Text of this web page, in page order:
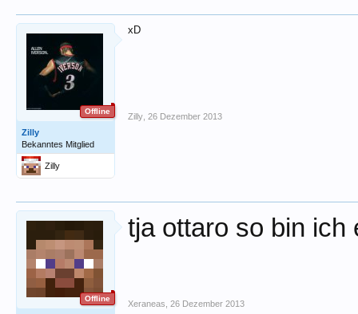
Offline
Zilly
Bekanntes Mitglied
Zilly
xD
Zilly 26 Dezember 2013
Offline
tja ottaro so bin ich
Xeraneas 26 Dezember 2013